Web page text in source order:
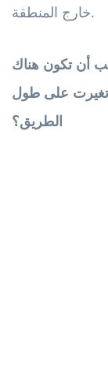
خارج المنطقة.
أن تكون هناك
تغيرت على طول
الطريق؟